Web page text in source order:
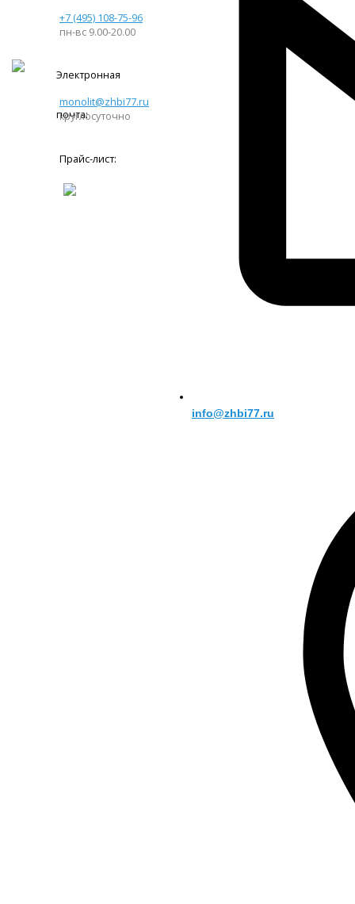
+7 (495) 108-75-96
пн-вс 9.00-20.00
Электронная
почта:
monolit@zhbi77.ru
круглосуточно
Прайс-лист:
info@zhbi77.ru